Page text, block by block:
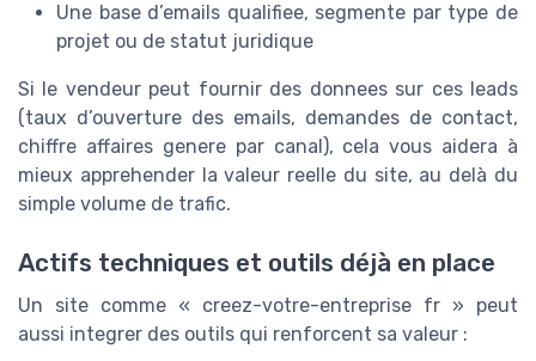
Une base d’emails qualifiee, segmente par type de
projet ou de statut juridique
Si le vendeur peut fournir des donnees sur ces leads
(taux d’ouverture des emails, demandes de contact,
chiffre affaires genere par canal), cela vous aidera à
mieux apprehender la valeur reelle du site, au delà du
simple volume de trafic.
Actifs techniques et outils déjà en place
Un site comme « creez-votre-entreprise fr » peut
aussi integrer des outils qui renforcent sa valeur :